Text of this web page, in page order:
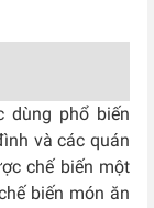
dùng phổ biến
và các quán
chế biến một
biến món ăn